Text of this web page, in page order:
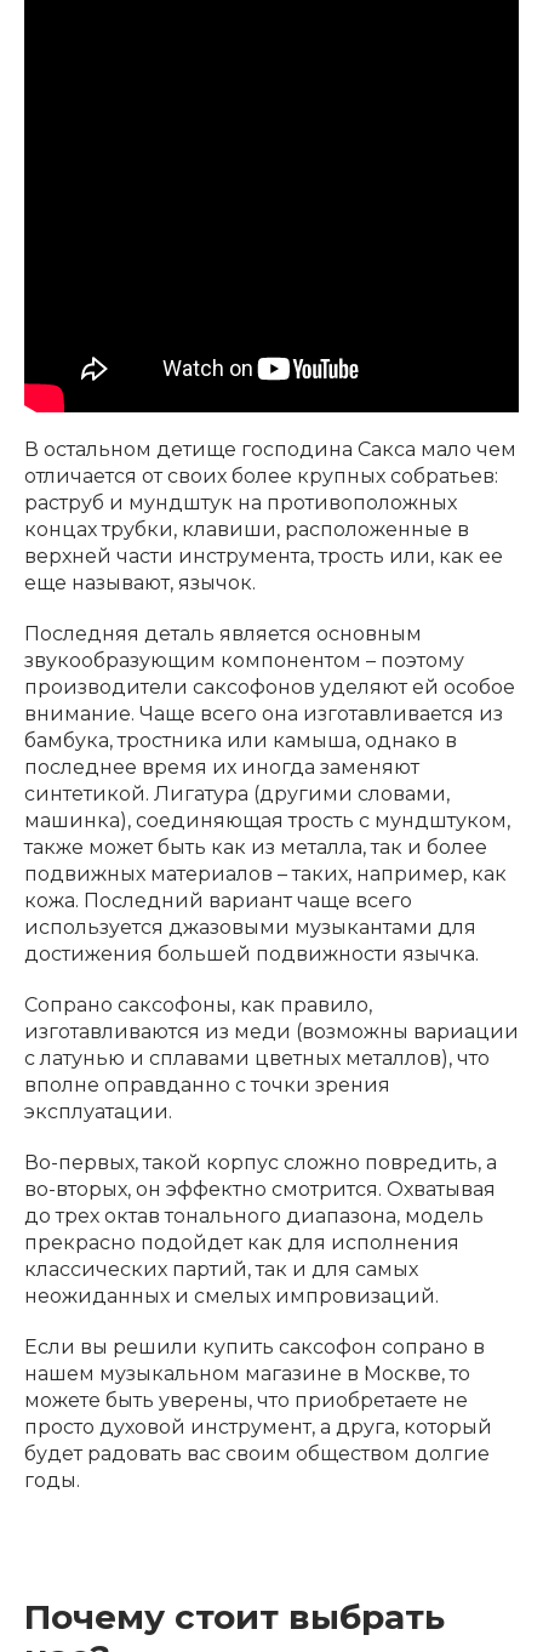
В остальном детище господина Сакса мало чем
отличается от своих более крупных собратьев:
раструб и мундштук на противоположных
концах трубки, клавиши, расположенные в
верхней части инструмента, трость или, как ее
еще называют, язычок.
Последняя деталь является основным
звукообразующим компонентом – поэтому
производители саксофонов уделяют ей особое
внимание. Чаще всего она изготавливается из
бамбука, тростника или камыша, однако в
последнее время их иногда заменяют
синтетикой. Лигатура (другими словами,
машинка), соединяющая трость с мундштуком,
также может быть как из металла, так и более
подвижных материалов – таких, например, как
кожа. Последний вариант чаще всего
используется джазовыми музыкантами для
достижения большей подвижности язычка.
Сопрано саксофоны, как правило,
изготавливаются из меди (возможны вариации
с латунью и сплавами цветных металлов), что
вполне оправданно с точки зрения
эксплуатации.
Во-первых, такой корпус сложно повредить, а
во-вторых, он эффектно смотрится. Охватывая
до трех октав тонального диапазона, модель
прекрасно подойдет как для исполнения
классических партий, так и для самых
неожиданных и смелых импровизаций.
Если вы решили купить саксофон сопрано в
нашем музыкальном магазине в Москве, то
можете быть уверены, что приобретаете не
просто духовой инструмент, а друга, который
будет радовать вас своим обществом долгие
годы.
Почему стоит выбрать